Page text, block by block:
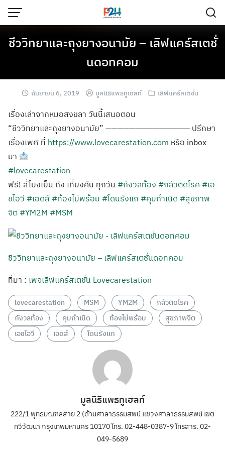
ชีววิทยาและถุงยางอนามัย – เลิฟแคร์สเตชั่
นดอทคอม
กันยายน 6, 2019 มูลนิธิแพธทูเฮลท์ เลิฟแคร์สเตชั่น
เรื่องเล่าจากหมอสงขลา วันนี้เสนอตอน
“ชีววิทยาและถุงยางอนามัย” —————————————— ปรึกษา
เรื่องเพศ ที่ https://www.lovecarestation.com หรือ inbox
มา
#lovecarestation
ฟรี! สี่โมงเย็น ถึง เที่ยงคืน ทุกวัน #กังวลท้อง #กลัวติดโรค #เอ
ชไอวี #เอดส์ #ท้องไม่พร้อม #โดนรังแก #คุมกำเนิด #สุขภาพ
จิต #YM2M #MSM
ชีววิทยาและถุงยางอนามัย – เลิฟแคร์สเตชั่นดอทคอม
ที่มา : เพจเลิฟแคร์สเตชั่น Lovecarestation
lovecarestation MSM YM2M
กลัวติดโรค
กังวลท้อง
คุมกำเนิด ท้องไม่พร้อม
สุขภาพจิต
เอชไอวี
เอดส์ โดนรังแก
มูลนิธิแพธทูเฮลท์
222/1 พุทธมณฑลสาย 2 (ด้านศาลาธรรมสพน์ แขวงศาลาธรรมสพน์ เขต
ทวีวัฒนา กรุงเทพมหานคร 10170 โทร. 02-448-0387-9 โทรสาร. 02-
049-5689